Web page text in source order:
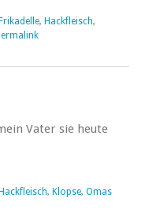
, Hackfleisch,
Vater sie heute
, Klopse, Omas